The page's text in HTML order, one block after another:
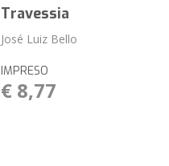
Travessia
José Luiz Bello
IMPRESO
€ 8,77